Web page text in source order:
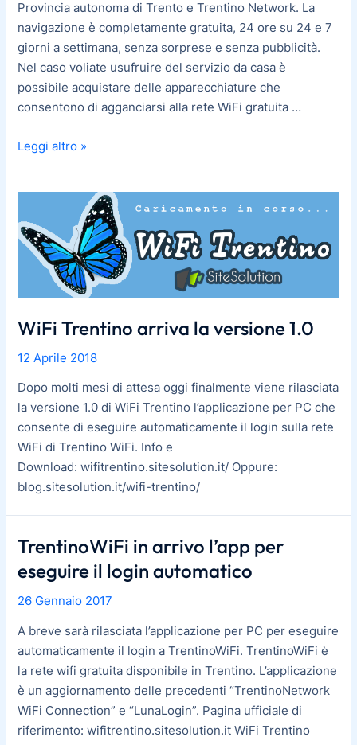
Provincia autonoma di Trento e Trentino Network. La
navigazione è completamente gratuita, 24 ore su 24 e 7
giorni a settimana, senza sorprese e senza pubblicità.
Nel caso voliate usufruire del servizio da casa è
possibile acquistare delle apparecchiature che
consentono di agganciarsi alla rete WiFi gratuita …
Leggi altro »
WiFi Trentino arriva la versione 1.0
12 Aprile 2018
Dopo molti mesi di attesa oggi finalmente viene rilasciata
la versione 1.0 di WiFi Trentino l’applicazione per PC che
consente di eseguire automaticamente il login sulla rete
WiFi di Trentino WiFi. Info e
Download: wifitrentino.sitesolution.it/ Oppure:
blog.sitesolution.it/wifi-trentino/
TrentinoWiFi in arrivo l’app per
eseguire il login automatico
26 Gennaio 2017
A breve sarà rilasciata l’applicazione per PC per eseguire
automaticamente il login a TrentinoWiFi. TrentinoWiFi è
la rete wifi gratuita disponibile in Trentino. L’applicazione
è un aggiornamento delle precedenti “TrentinoNetwork
WiFi Connection” e “LunaLogin”. Pagina ufficiale di
riferimento: wifitrentino.sitesolution.it WiFi Trentino